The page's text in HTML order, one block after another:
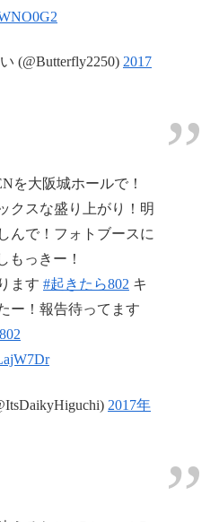
(@Butterfly2250) 2017
を大阪城ホールで！
クスな盛り上がり！明
んで！フォトブースに
もっきー！
ます #起きたら802 キ
ー！報告待ってます
2017年